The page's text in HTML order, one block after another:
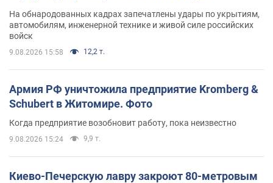
На обнародованных кадрах запечатлены удары по укрытиям,
автомобилям, инженерной технике и живой силе российских
войск
9.08.2026 15:58 12,2 т.
Армия РФ уничтожила предприятие Kromberg &
Schubert в Житомире. Фото
Когда предприятие возобновит работу, пока неизвестно
9.08.2026 15:24 9,9 т.
Киево-Печерскую лавру закроют 80-метровым